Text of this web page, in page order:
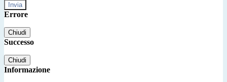
Errore
Chiudi
Successo
Chiudi
Informazione